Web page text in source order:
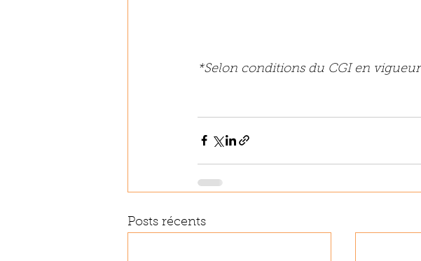
*Selon conditions du CGI en vigueur
Posts récents